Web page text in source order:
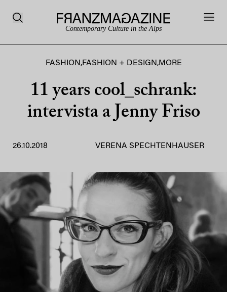
Contemporary Culture in the Alps
FASHION ,FASHION + DESIGN ,MORE
11 years cool_schrank:
intervista a Jenny Friso
26.10.2018 VERENA SPECHTENHAUSER